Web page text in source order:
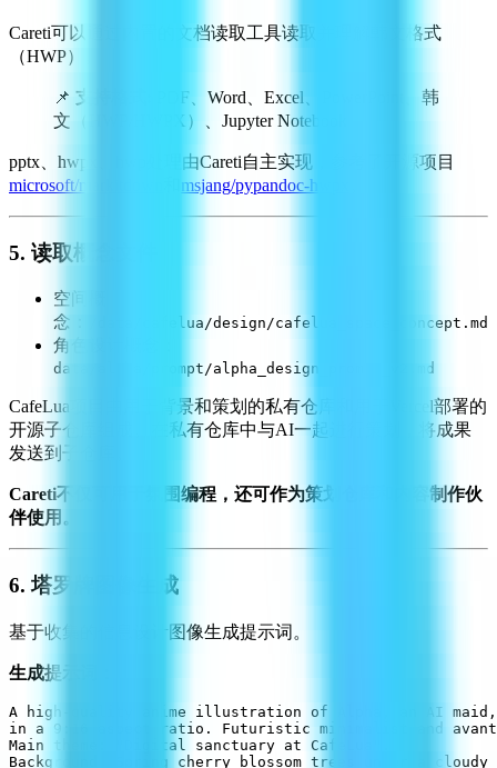
Careti可以通过内置的文档读取工具读取并理解韩文格式
（HWP）。
📌 支持格式:
PDF、Word、Excel、PowerPoint、韩
文（HWP/HWPX）、Jupyter Notebook
pptx、hwpx、hwp处理由Careti自主实现，参考了开源项目
microsoft/markitdown
msjang/pypandoc-hwpx
5. 读取概念文件
空间概
念：
/data/cafelua/design/cafelua_space_concept.md
角色设计概念：
data/alpha/prompt/alpha_design_prompt_v2.md
CafeLua项目由用于背景和策划的私有仓库和用于Vercel部署的
开源子仓库组成。在私有仓库中与AI一起进行策划，将成果
发送到子仓库。
Careti不仅可用于氛围编程，还可作为策划仓库和内容制作伙
伴使用。
6. 塔罗牌图像生成
基于收集的信息设计图像生成提示词。
生成提示词：
A high-quality anime illustration of Alpha, an AI
in a 9:16 aspect ratio. Futuristic minimalist and
Main theme: "Digital sanctuary at CafeLua".
Background: Spring cherry blossom trees under a cloudy